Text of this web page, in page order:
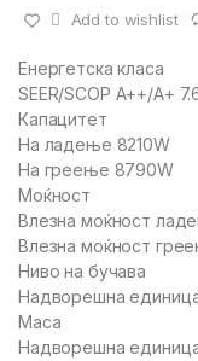
Add to wishlist
Енергетска класа
SEER/SCOP A++/A+
Капацитет
На ладење 8210W
На греење 8790W
Моќност
Влезна моќност
Влезна моќност
Ниво на бучава
Надворешна
Маса
Надворешна